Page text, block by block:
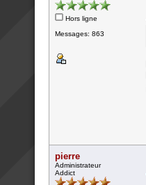
Hors ligne
Messages: 863
pierre
Administrateur
Addict